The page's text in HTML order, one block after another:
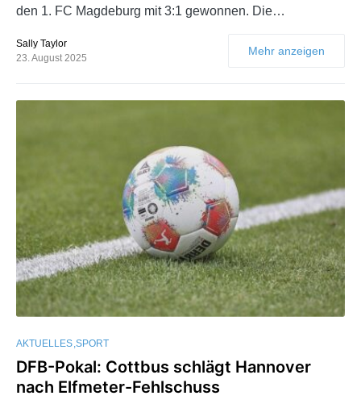
den 1. FC Magdeburg mit 3:1 gewonnen. Die…
Sally Taylor
23. August 2025
Mehr anzeigen
AKTUELLES SPORT
DFB-Pokal: Cottbus schlägt Hannover
nach Elfmeter-Fehlschuss